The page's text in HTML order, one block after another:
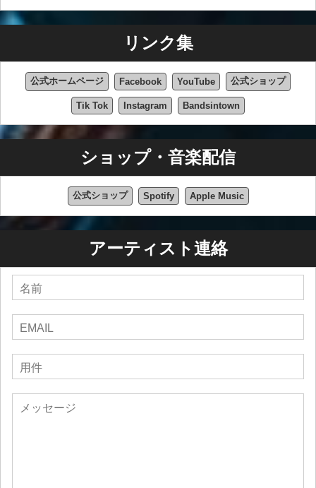
リンク集
公式ホームページ Facebook YouTube 公式ショップ
Tik Tok Instagram Bandsintown
ショップ・音楽配信
公式ショップ Spotify Apple Music
アーティスト連絡